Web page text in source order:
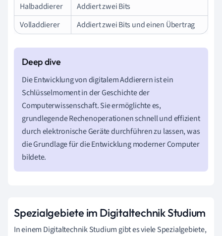
Halbaddierer
Addiert zwei Bits
Volladdierer
Addiert zwei Bits und einen Übertrag
Die Entwicklung von digitalem Addierern ist ein
Schlüsselmoment in der Geschichte der
Computerwissenschaft. Sie ermöglichte es,
grundlegende Rechenoperationen schnell und effizient
durch elektronische Geräte durchführen zu lassen, was
die Grundlage für die Entwicklung moderner Computer
bildete.
Spezialgebiete im Digitaltechnik Studium
In einem Digitaltechnik Studium gibt es viele Spezialgebiete,